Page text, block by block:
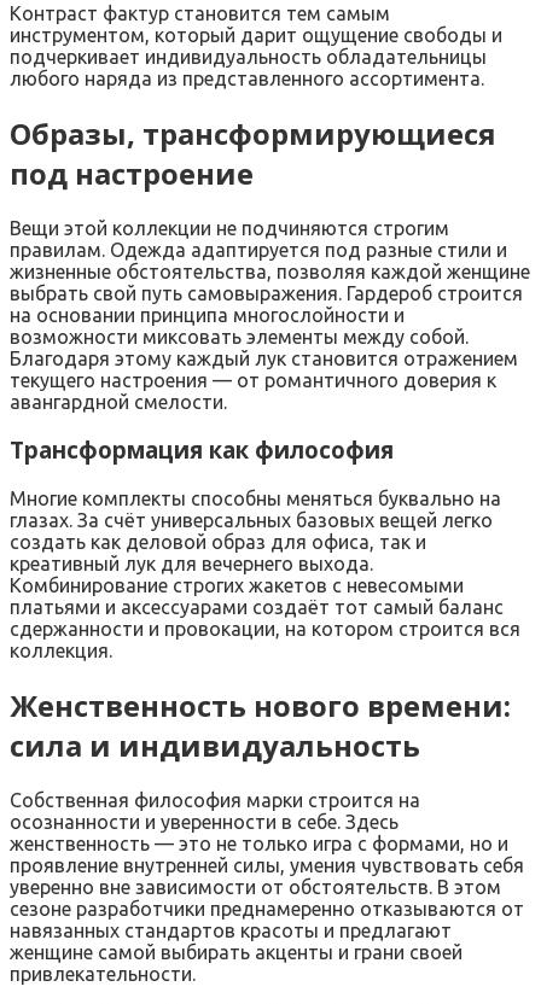
Контраст фактур становится тем самым
инструментом, который дарит ощущение свободы и
подчеркивает индивидуальность обладательницы
любого наряда из представленного ассортимента.
Образы, трансформирующиеся
под настроение
Вещи этой коллекции не подчиняются строгим
правилам. Одежда адаптируется под разные стили и
жизненные обстоятельства, позволяя каждой женщине
выбрать свой путь самовыражения. Гардероб строится
на основании принципа многослойности и
возможности миксовать элементы между собой.
Благодаря этому каждый лук становится отражением
текущего настроения — от романтичного доверия к
авангардной смелости.
Трансформация как философия
Многие комплекты способны меняться буквально на
глазах. За счёт универсальных базовых вещей легко
создать как деловой образ для офиса, так и
креативный лук для вечернего выхода.
Комбинирование строгих жакетов с невесомыми
платьями и аксессуарами создаёт тот самый баланс
сдержанности и провокации, на котором строится вся
коллекция.
Женственность нового времени:
сила и индивидуальность
Собственная философия марки строится на
осознанности и уверенности в себе. Здесь
женственность — это не только игра с формами, но и
проявление внутренней силы, умения чувствовать себя
уверенно вне зависимости от обстоятельств. В этом
сезоне разработчики преднамеренно отказываются от
навязанных стандартов красоты и предлагают
женщине самой выбирать акценты и грани своей
привлекательности.